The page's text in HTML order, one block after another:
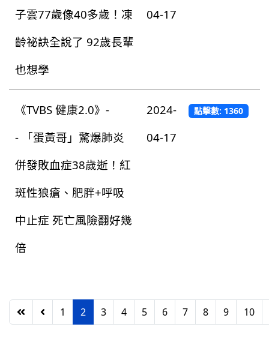
子雲77歲像40多歲！凍
齡祕訣全說了 92歲長輩
也想學
04-17
《TVBS 健康2.0》-
- 「蛋黃哥」驚爆肺炎
併發敗血症38歲逝！紅
斑性狼瘡、肥胖+呼吸
中止症 死亡風險翻好幾
倍
2024-
04-17
點擊數: 1360
1 2 3 4 5 6 7 8 9 10